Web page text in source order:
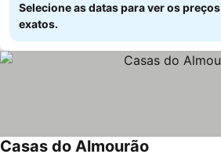
Selecione as datas para ver os preços
exatos.
Casas do Almourão